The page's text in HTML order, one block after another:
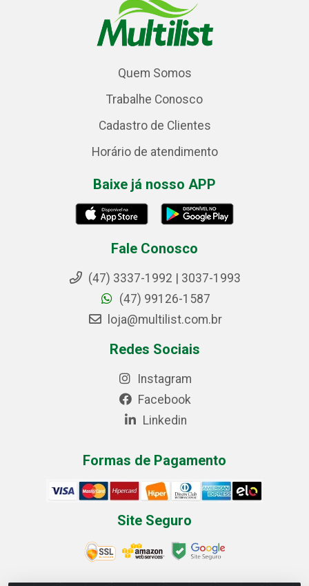
Quem Somos
Trabalhe Conosco
Cadastro de Clientes
Horário de atendimento
Baixe já nosso APP
Fale Conosco
(47) 3337-1992 | 3037-1993
(47) 99126-1587
loja@multilist.com.br
Redes Sociais
Instagram
Facebook
Linkedin
Formas de Pagamento
Site Seguro